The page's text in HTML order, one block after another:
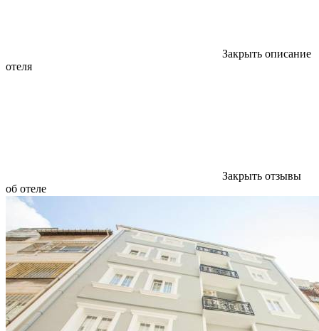
Закрыть описание
отеля
Закрыть отзывы
об отеле